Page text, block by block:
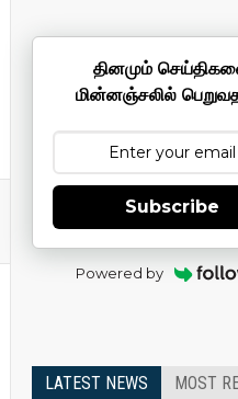
தினமும்
மின்னஞ்சலில்
Subscribe
Powered by
LATEST NEWS MOST